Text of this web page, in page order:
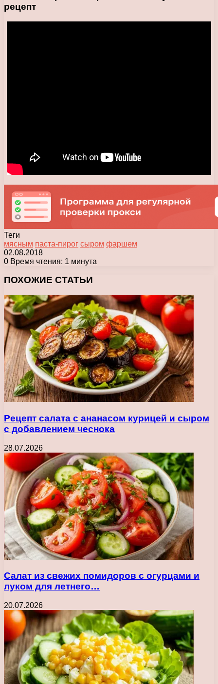
рецепт
Теги
мясным паста-пирог сыром фаршем
02.08.2018
0 Время чтения: 1 минута
ПОХОЖИЕ СТАТЬИ
Рецепт салата с ананасом курицей и сыром
с добавлением чеснока
28.07.2026
Салат из свежих помидоров с огурцами и
луком для летнего…
20.07.2026